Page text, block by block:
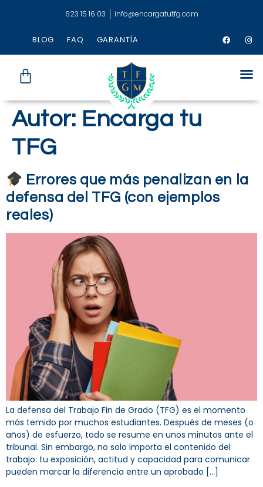
623 15 16 03 info@encargatutfg.com
BLOG FAQ GARANTÍA
Autor: Encarga tu
TFG
Errores que más penalizan en la
defensa del TFG (con ejemplos
reales)
La defensa del Trabajo Fin de Grado (TFG) es el momento
más temido por muchos estudiantes. Después de meses (o
años) de esfuerzo, todo se resume en unos minutos ante el
tribunal. Sin embargo, no solo importa el contenido del
trabajo: tu exposición, actitud y capacidad para comunicar
pueden marcar la diferencia entre un aprobado […]